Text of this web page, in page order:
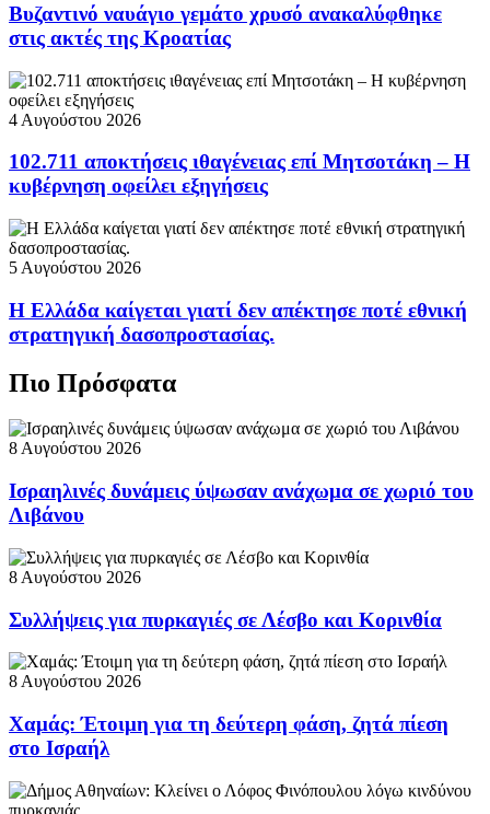
Βυζαντινό ναυάγιο γεμάτο χρυσό ανακαλύφθηκε
στις ακτές της Κροατίας
4 Αυγούστου 2026
102.711 αποκτήσεις ιθαγένειας επί Μητσοτάκη – Η
κυβέρνηση οφείλει εξηγήσεις
5 Αυγούστου 2026
Η Ελλάδα καίγεται γιατί δεν απέκτησε ποτέ εθνική
στρατηγική δασοπροστασίας.
Πιο Πρόσφατα
8 Αυγούστου 2026
Ισραηλινές δυνάμεις ύψωσαν ανάχωμα σε χωριό του
Λιβάνου
8 Αυγούστου 2026
Συλλήψεις για πυρκαγιές σε Λέσβο και Κορινθία
8 Αυγούστου 2026
Χαμάς: Έτοιμη για τη δεύτερη φάση, ζητά πίεση
στο Ισραήλ